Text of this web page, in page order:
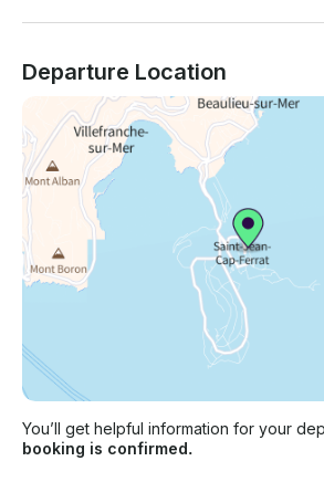
Departure Location
You’ll get helpful information for your
booking is confirmed.